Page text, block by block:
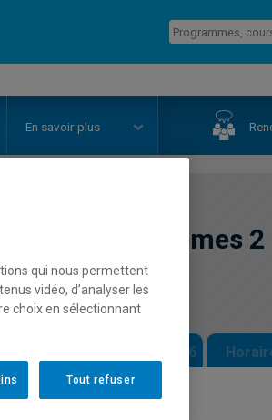
En savoir plus
des écosystèmes
Horaire - Automne 2026
qui nous permettent
vidéo, d’analyser les
choix en sélectionnant
Tout refuser